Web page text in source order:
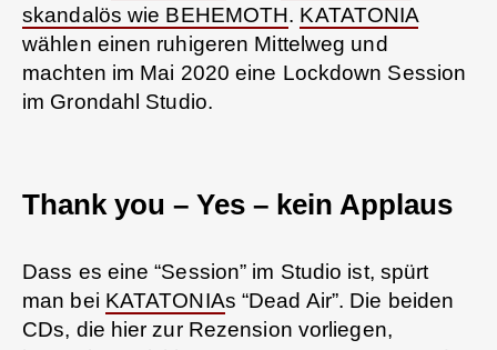
skandalös wie BEHEMOTH. KATATONIA
wählen einen ruhigeren Mittelweg und
machten im Mai 2020 eine Lockdown Session
im Grondahl Studio.
Thank you – Yes – kein Applaus
Dass es eine “Session” im Studio ist, spürt
man bei KATATONIAs “Dead Air”. Die beiden
CDs, die hier zur Rezension vorliegen,